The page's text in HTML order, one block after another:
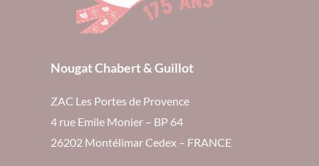
Nougat Chabert & Guillot
ZAC Les Portes de Provence
4 rue Emile Monier – BP 64
26202 Montélimar Cedex – FRANCE